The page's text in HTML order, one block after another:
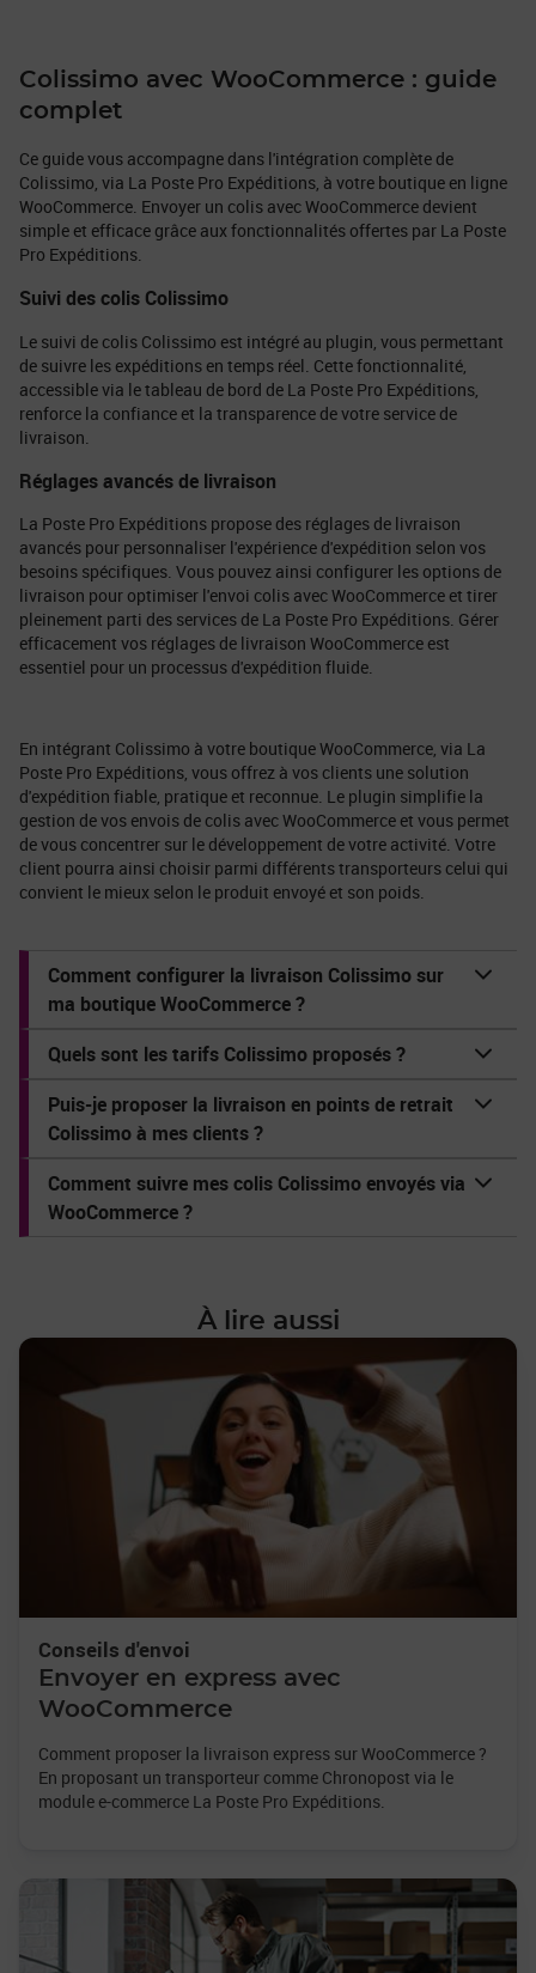
Colissimo avec WooCommerce : guide
complet
Ce guide vous accompagne dans l'intégration complète de
Colissimo, via La Poste Pro Expéditions, à votre boutique en ligne
WooCommerce. Envoyer un colis avec WooCommerce devient
simple et efficace grâce aux fonctionnalités offertes par La Poste
Pro Expéditions.
Suivi des colis Colissimo
Le suivi de colis Colissimo est intégré au plugin, vous permettant
de suivre les expéditions en temps réel. Cette fonctionnalité,
accessible via le tableau de bord de La Poste Pro Expéditions,
renforce la confiance et la transparence de votre service de
livraison.
Réglages avancés de livraison
La Poste Pro Expéditions propose des réglages de livraison
avancés pour personnaliser l'expérience d'expédition selon vos
besoins spécifiques. Vous pouvez ainsi configurer les options de
livraison pour optimiser l'envoi colis avec WooCommerce et tirer
pleinement parti des services de La Poste Pro Expéditions. Gérer
efficacement vos réglages de livraison WooCommerce est
essentiel pour un processus d'expédition fluide.
En intégrant Colissimo à votre boutique WooCommerce, via La
Poste Pro Expéditions, vous offrez à vos clients une solution
d'expédition fiable, pratique et reconnue. Le plugin simplifie la
gestion de vos envois de colis avec WooCommerce et vous permet
de vous concentrer sur le développement de votre activité. Votre
client pourra ainsi choisir parmi différents transporteurs celui qui
convient le mieux selon le produit envoyé et son poids.
Comment configurer la livraison Colissimo sur
ma boutique WooCommerce ?
Quels sont les tarifs Colissimo proposés ?
Puis-je proposer la livraison en points de retrait
Colissimo à mes clients ?
Comment suivre mes colis Colissimo envoyés via
WooCommerce ?
À lire aussi
Conseils d'envoi
Envoyer en express avec
WooCommerce
Comment proposer la livraison express sur WooCommerce ?
En proposant un transporteur comme Chronopost via le
module e-commerce La Poste Pro Expéditions.